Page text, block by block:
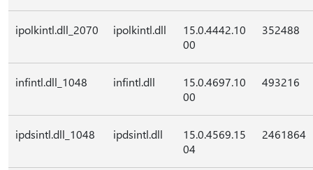
ipolkintl.dll_2070 ipolkintl.dll
15.0.4442.10
00
352488
infintl.dll_1048 infintl.dll
15.0.4697.10
00
493216
ipdsintl.dll_1048 ipdsintl.dll
15.0.4569.15
04
2461864